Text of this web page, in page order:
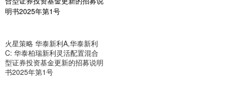
火星策略 华泰新利A,华泰新利
C: 华泰柏瑞新利灵活配置混合
型证券投资基金更新的招募说明
书2025年第1号